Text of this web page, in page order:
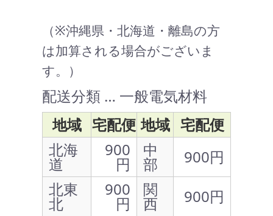
（※沖縄県・北海道・離島の方
は加算される場合がございま
す。）
配送分類 … 一般電気材料
地域 宅配便 地域 宅配便
北海
道
900
円
中
部
900円
北東
北
900
円
関
西 900円